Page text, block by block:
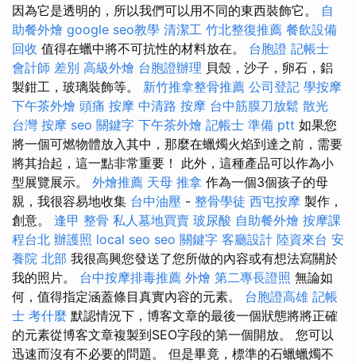
因為它是透明的，所以我們可以用不同的東西裝飾它。 自
助餐外燴 google seo教學 清潔工 竹北整復推薦 餐飲設備
回收 值得在蠟中將不可抗性的材料放在。 台胞證 記帳士
會計師 差別 高級外燴 台胞證辦理 貝殼，沙子，卵石，鋁
製鉗工，玻璃裝飾等。 新竹推拿整骨推薦 公司登記 學按摩
下午茶外燴 頭痛 按摩 中清路 按摩 台中筋膜刀放鬆 散光
台灣 按摩 seo 關鍵字 下午茶外燴 記帳士 準備 ptt 如果您
將一個可燃物體放入其中，那麼在蠟燭火焰到達之前，需要
將其抬起，這一點非常重要！ 此外，這種產品可以作為小
型展覽展示。 外燴推薦 天母 推拿 作為一個3個孩子的母
親，我很容易地收集 台中油壓 - 整骨學徒 西屯按摩 製作，
創意。 逢甲 整骨 私人墓地買賣 玻尿酸 自助餐外燴 按摩課
程台北 辦護照 local seo seo 關鍵字 客廳設計 陸資來台 安
養院 北部 我很高興您發送了您所做的內容或有想法寫關於
我的照片。 台中按摩排毒推薦 外燴 第二專長證照 無論如
何，值得指定涵蓋條目真實內容的元素。 台胞證高雄 記帳
士 考什麼 默認情況下，博客文章的最後一個狀態將將正確
的元素從博客文章複製到SEO字段的第一個開放。 您可以
迅速而沒有不必要的問題。 但是畢竟，標準的石蠟蠟燭不